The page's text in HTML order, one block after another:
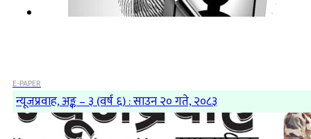
E-PAPER
न्यूजप्रवाह, अङ्क – ३ (वर्ष ६) : साउन २० गते, २०८३